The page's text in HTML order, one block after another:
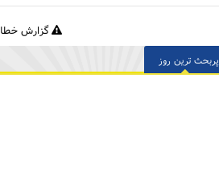
گزارش خطا
پربحث ترین روز